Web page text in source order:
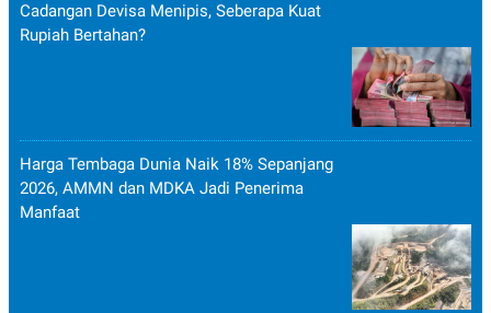
Cadangan Devisa Menipis, Seberapa Kuat
Rupiah Bertahan?
Harga Tembaga Dunia Naik 18% Sepanjang
2026, AMMN dan MDKA Jadi Penerima
Manfaat